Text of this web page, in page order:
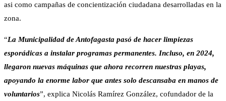
asi como campañas de concientización ciudadana desarrolladas en la
zona.
“La Municipalidad de Antofagasta pasó de hacer limpiezas
esporádicas a instalar programas permanentes. Incluso, en 2024,
llegaron nuevas máquinas que ahora recorren nuestras playas,
apoyando la enorme labor que antes solo descansaba en manos de
voluntarios”, explica Nicolás Ramírez González, cofundador de la